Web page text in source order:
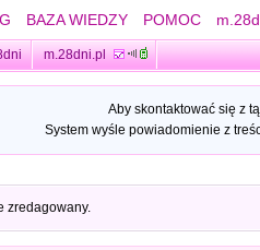
BAZA WIEDZY POMOC
m.28dni.pl
Aby skontaktować się z
System wyśle powiadomienie z
zredagowany.